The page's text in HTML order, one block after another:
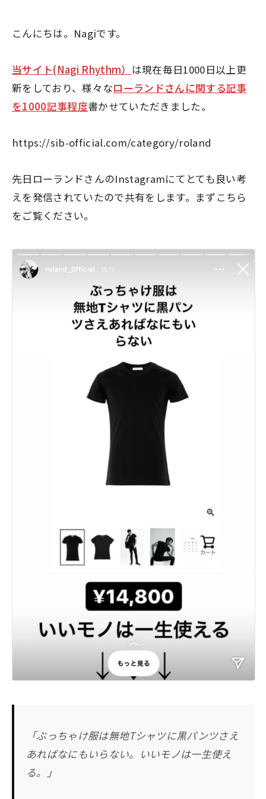
こんにちは。Nagiです。
当サイト(Nagi Rhythm） は現在毎日1000日以上更
新をしており、様々なローランドさんに関する記事
を1000記事程度書かせていただきました。
https://sib-official.com/category/roland
先日ローランドさんのInstagramにてとても良い考
えを発信されていたので共有をします。まずこちら
をご覧ください。
「ぶっちゃけ服は無地Tシャツに黒パンツさえ
あればなにもいらない。いいモノは一生使え
る。」